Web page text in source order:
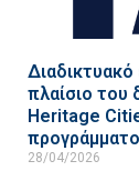
πλαίσιο του
Heritage
28/04/2026